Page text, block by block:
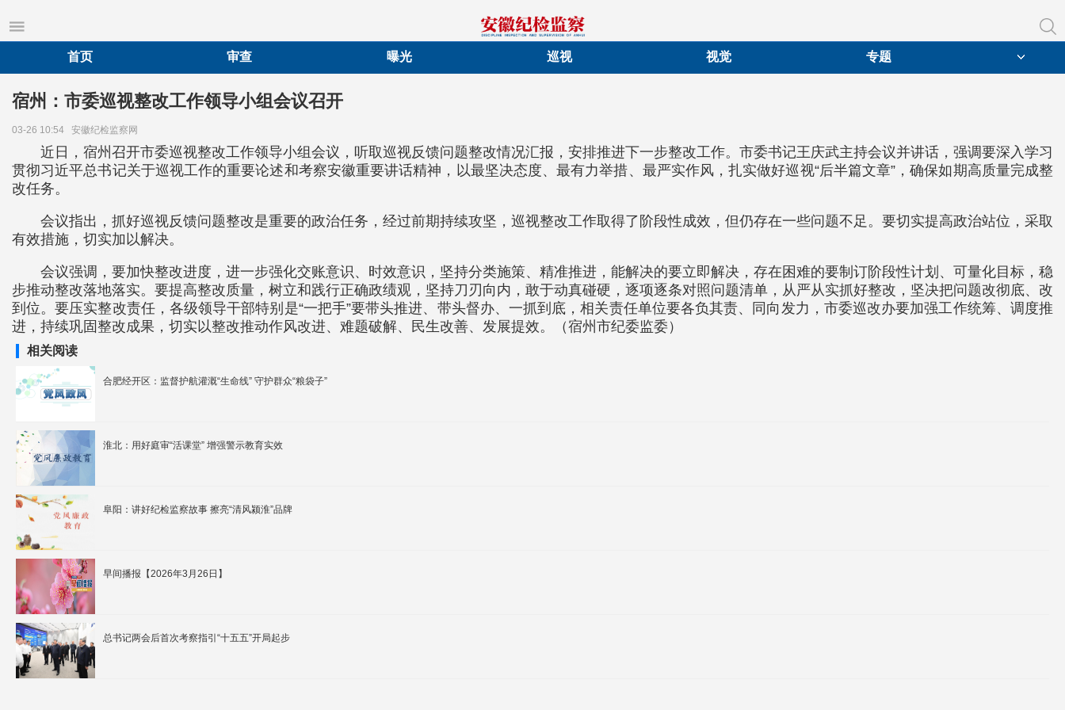
首页
审查 曝光 巡视 视觉 专题
宿州：市委巡视整改工作领导小组会议召开
03-26 10:54 安徽纪检监察网
近日，宿州召开市委巡视整改工作领导小组会议，听取巡视反馈问题整改情况汇报，安排推进下一步整改工作。市委书记王庆武主持会议并讲话，强调要深入学习
贯彻习近平总书记关于巡视工作的重要论述和考察安徽重要讲话精神，以最坚决态度、最有力举措、最严实作风，扎实做好巡视“后半篇文章”，确保如期高质量完成整
改任务。
会议指出，抓好巡视反馈问题整改是重要的政治任务，经过前期持续攻坚，巡视整改工作取得了阶段性成效，但仍存在一些问题不足。要切实提高政治站位，采取
有效措施，切实加以解决。
会议强调，要加快整改进度，进一步强化交账意识、时效意识，坚持分类施策、精准推进，能解决的要立即解决，存在困难的要制订阶段性计划、可量化目标，稳
步推动整改落地落实。要提高整改质量，树立和践行正确政绩观，坚持刀刃向内，敢于动真碰硬，逐项逐条对照问题清单，从严从实抓好整改，坚决把问题改彻底、改
到位。要压实整改责任，各级领导干部特别是“一把手”要带头推进、带头督办、一抓到底，相关责任单位要各负其责、同向发力，市委巡改办要加强工作统筹、调度推
进，持续巩固整改成果，切实以整改推动作风改进、难题破解、民生改善、发展提效。（宿州市纪委监委）
相关阅读
合肥经开区：监督护航灌溉“生命线” 守护群众“粮袋子”
淮北：用好庭审“活课堂” 增强警示教育实效
阜阳：讲好纪检监察故事 擦亮“清风颍淮”品牌
早间播报【2026年3月26日】
总书记两会后首次考察指引“十五五”开局起步